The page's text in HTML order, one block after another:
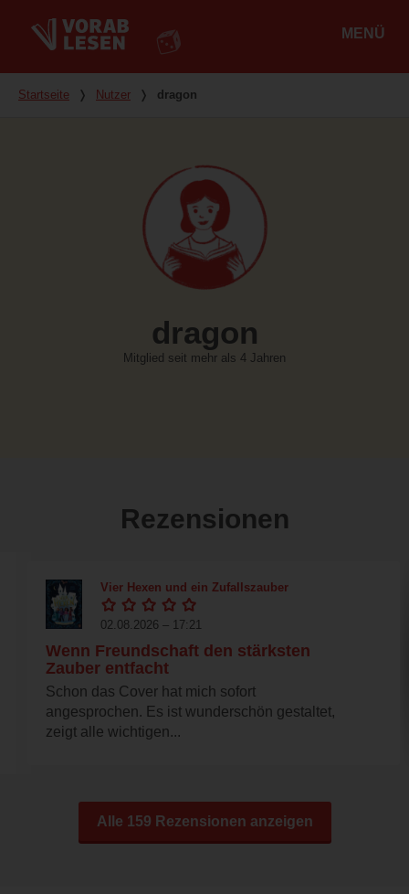
MENÜ
Du bist hier
Startseite ❭ Nutzer ❭ dragon
dragon
Mitglied seit mehr als 4 Jahren
Rezensionen
Vier Hexen und ein Zufallszauber
02.08.2026 – 17:21
Wenn Freundschaft den stärksten
Zauber entfacht
Schon das Cover hat mich sofort
angesprochen. Es ist wunderschön gestaltet,
zeigt alle wichtigen...
Alle 159 Rezensionen anzeigen